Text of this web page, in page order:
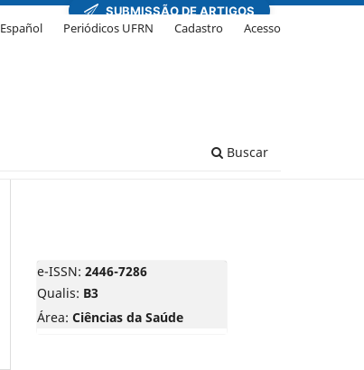
Buscar
Español Periódicos UFRN Cadastro Acesso
e-ISSN: 2446-7286
Qualis: B3
Área: Ciências da Saúde